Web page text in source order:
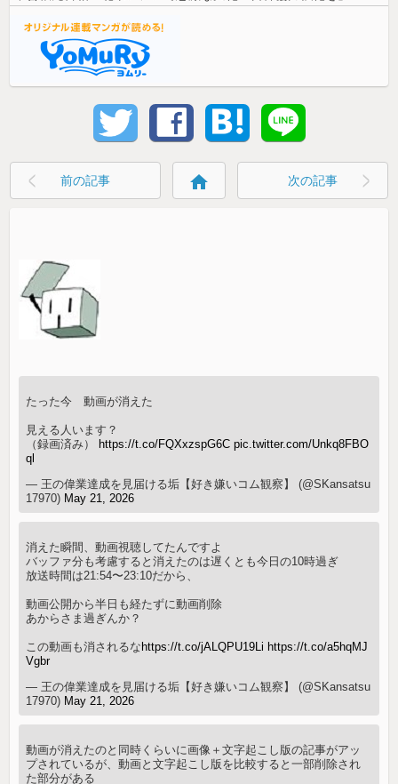
前の記事 home 次の記事
たった今 動画が消えた
見える人います？
（録画済み）
https://t.co/FQXxzspG6C pic.twitter.com/Unkq8FBO
ql
— 王の偉業達成を見届ける垢【好き嫌いコム観察】 (@SKansatsu
17970) May 21, 2026
消えた瞬間、動画視聴してたんですよ
バッファ分も考慮すると消えたのは遅くとも今日の10時過ぎ
放送時間は21:54〜23:10だから、
動画公開から半日も経たずに動画削除
あからさま過ぎんか？
この動画も消されるな https://t.co/jALQPU19Li https://t.co/a5hqMJ
Vgbr
— 王の偉業達成を見届ける垢【好き嫌いコム観察】 (@SKansatsu
17970) May 21, 2026
動画が消えたのと同時くらいに画像＋文字起こし版の記事がアッ
プされているが、動画と文字起こし版を比較すると一部削除され
た部分がある